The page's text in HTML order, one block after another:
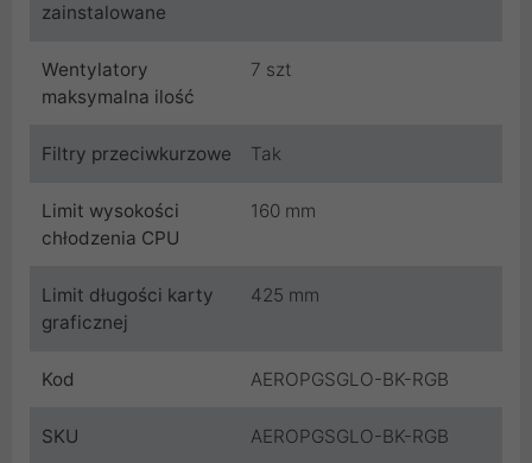
zainstalowane
Wentylatory
maksymalna ilość
7 szt
Filtry przeciwkurzowe Tak
Limit wysokości
chłodzenia CPU
160 mm
Limit długości karty
graficznej
425 mm
Kod AEROPGSGLO-BK-RGB
SKU AEROPGSGLO-BK-RGB